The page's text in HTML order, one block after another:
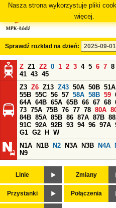
Nasza strona wykorzystuje pliki
więcej.
Sprawdź rozkład na dzień:
Z Z1 Z2 0 1 2 3 4 5 6 7 8
41 43 45
Z3 Z6 Z13 Z43 50A 50B 51A
55B 55C 56 57 58A 58B 59
64A 64B 65A 65B 66 67 68
73 75A 75B 76 77 78 80A
84B 85A 85B 86 87A 87B
91C 92A 92B 93 94 96 97A
G1 G2 H
W
N1A
N1B N2 N3A N3B N4A
N9
Linie Zmiany
Przystanki Połączenia